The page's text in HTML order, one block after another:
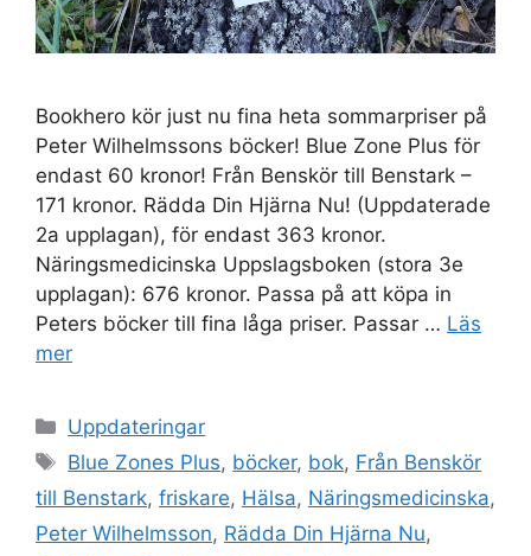
Bookhero kör just nu fina heta sommarpriser på
Peter Wilhelmssons böcker! Blue Zone Plus för
endast 60 kronor! Från Benskör till Benstark –
171 kronor. Rädda Din Hjärna Nu! (Uppdaterade
2a upplagan), för endast 363 kronor.
Näringsmedicinska Uppslagsboken (stora 3e
upplagan): 676 kronor. Passa på att köpa in
Peters böcker till fina låga priser. Passar … Läs
mer
Kategorier
Uppdateringar
Etiketter
Blue Zones Plus, böcker, bok, Från Benskör
till Benstark, friskare, Hälsa, Näringsmedicinska,
Peter Wilhelmsson, Rädda Din Hjärna Nu,